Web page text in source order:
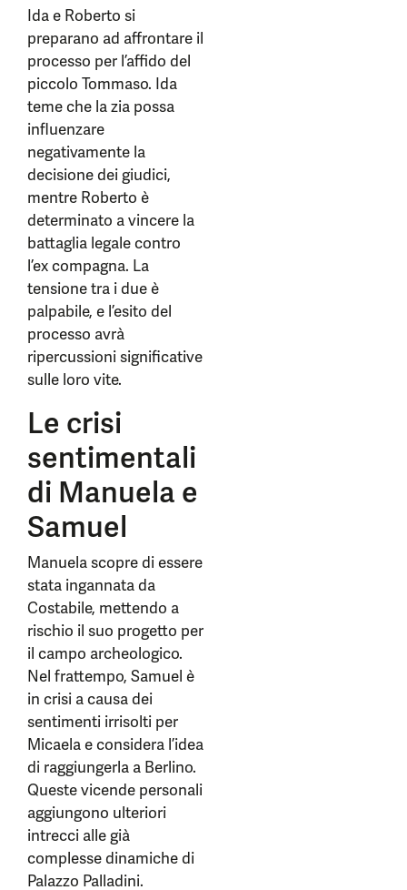
Ida e Roberto si
preparano ad affrontare il
processo per l’affido del
piccolo Tommaso. Ida
teme che la zia possa
influenzare
negativamente la
decisione dei giudici,
mentre Roberto è
determinato a vincere la
battaglia legale contro
l’ex compagna. La
tensione tra i due è
palpabile, e l’esito del
processo avrà
ripercussioni significative
sulle loro vite.
Le crisi
sentimentali
di Manuela e
Samuel
Manuela scopre di essere
stata ingannata da
Costabile, mettendo a
rischio il suo progetto per
il campo archeologico.
Nel frattempo, Samuel è
in crisi a causa dei
sentimenti irrisolti per
Micaela e considera l’idea
di raggiungerla a Berlino.
Queste vicende personali
aggiungono ulteriori
intrecci alle già
complesse dinamiche di
Palazzo Palladini.